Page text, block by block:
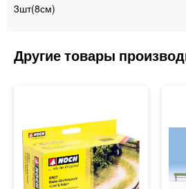
3шт(8см)